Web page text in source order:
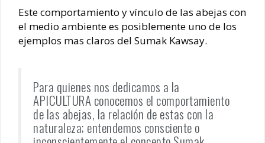
Este comportamiento y vínculo de las abejas con
el medio ambiente es posiblemente uno de los
ejemplos mas claros del Sumak Kawsay.
Para quienes nos dedicamos a la
APICULTURA conocemos el comportamiento
de las abejas, la relación de estas con la
naturaleza; entendemos consciente o